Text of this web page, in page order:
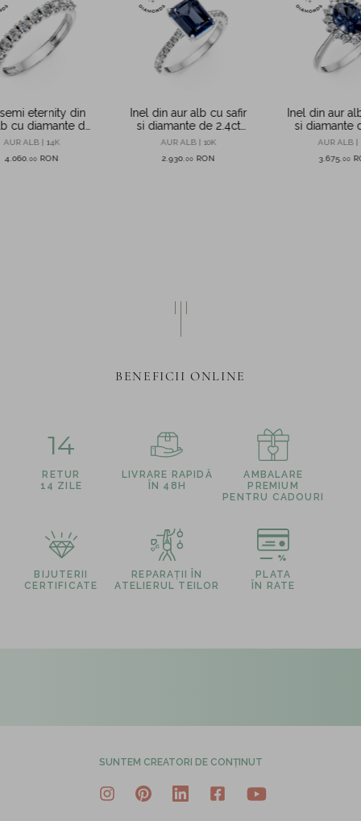
eternity din
cu diamante de
in laborator
AUR ALB | 14K
4.060 00 RON
Inel din aur alb cu safir
si diamante de 2.4ct
create in laborator
AUR ALB | 10K
2.930 ,00 RON
Inel din aur
si diamante
create in
AUR ALB |
3.675 ,00
BENEFICII ONLINE
14
RETUR
14 ZILE
LIVRARE RAPIDĂ
ÎN 48H
AMBALARE
PREMIUM
PENTRU CADOURI
BIJUTERII
CERTIFICATE
REPARAȚII ÎN
ATELIERUL TEILOR
PLATA
ÎN RATE
SUNTEM CREATORI DE CONȚINUT